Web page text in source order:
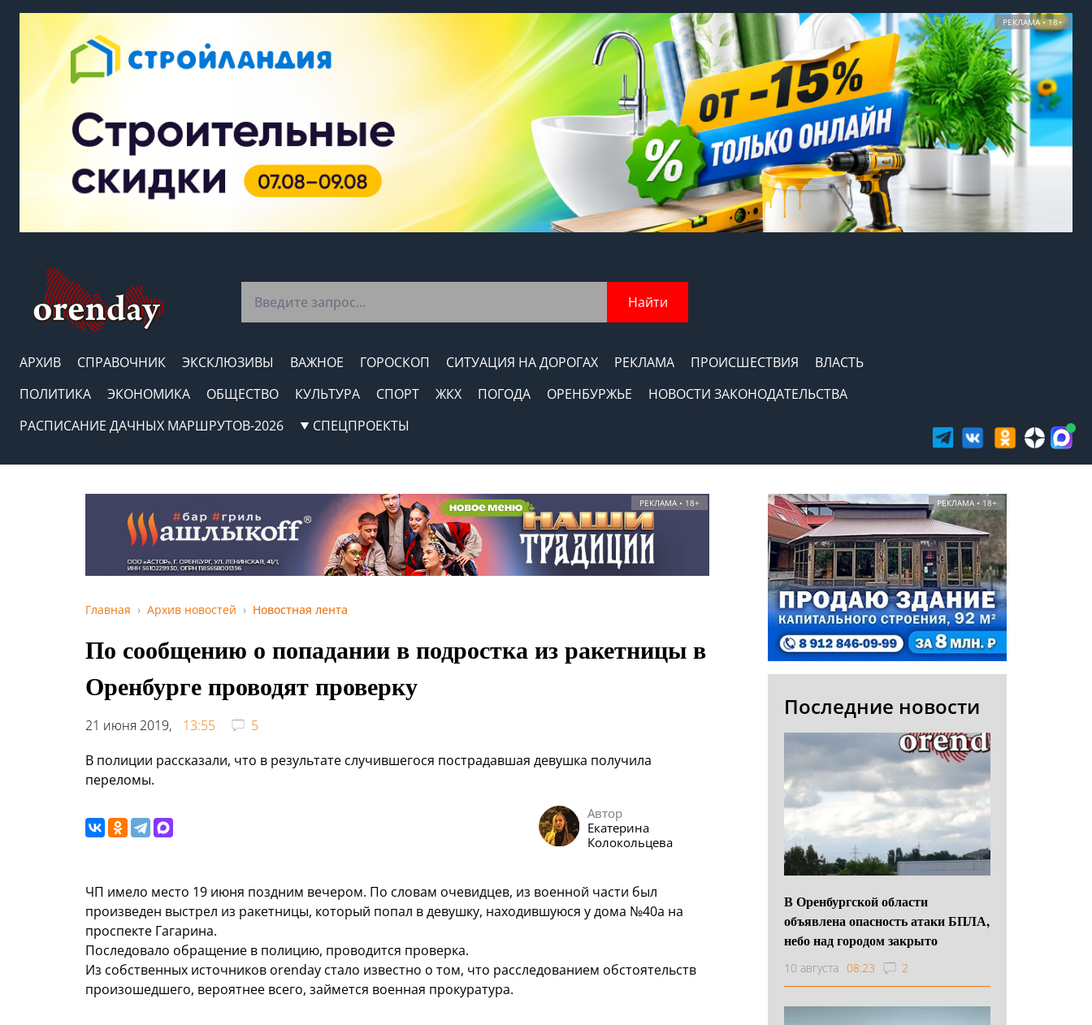
РЕКЛАМА • 18+
Найти
АРХИВ СПРАВОЧНИК ЭКСКЛЮЗИВЫ ВАЖНОЕ ГОРОСКОП СИТУАЦИЯ НА ДОРОГАХ РЕКЛАМА ПРОИСШЕСТВИЯ
ВЛАСТЬ
ПОЛИТИКА
ЭКОНОМИКА ОБЩЕСТВО КУЛЬТУРА СПОРТ ЖКХ ПОГОДА ОРЕНБУРЖЬЕ
НОВОСТИ ЗАКОНОДАТЕЛЬСТВА
РАСПИСАНИЕ ДАЧНЫХ МАРШРУТОВ-2026
СПЕЦПРОЕКТЫ
РЕКЛАМА • 18+
Главная Архив новостей Новостная лента
По сообщению о попадании в подростка из ракетницы в
Оренбурге проводят проверку
21 июня 2019, 13:55
5
В полиции рассказали, что в результате случившегося пострадавшая девушка получила
переломы.
Автор
Екатерина
Колокольцева
ЧП имело место 19 июня поздним вечером. По словам очевидцев, из военной части был
произведен выстрел из ракетницы, который попал в девушку, находившуюся у дома №40а на
проспекте Гагарина.
Последовало обращение в полицию, проводится проверка.
Из собственных источников orenday стало известно о том, что расследованием обстоятельств
произошедшего, вероятнее всего, займется военная прокуратура.
РЕКЛАМА • 18+
Последние новости
В Оренбургской области
объявлена опасность атаки БПЛА,
небо над городом закрыто
10 августа 08:23 2